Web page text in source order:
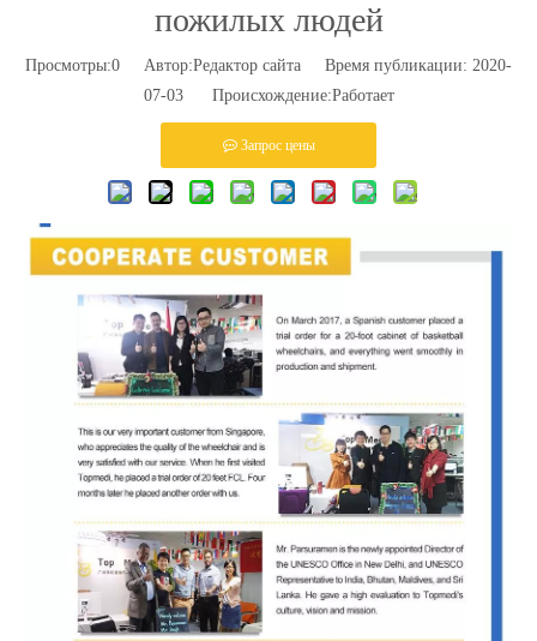
пожилых людей
Просмотры:0 Автор:Pедактор сайта Время публикации: 2020-
07-03 Происхождение:Работает
Запрос цены